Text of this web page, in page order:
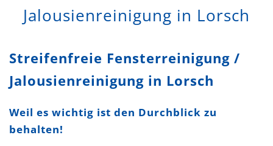
Jalousienreinigung in Lorsch
Streifenfreie Fensterreinigung /
Jalousienreinigung in Lorsch
Weil es wichtig ist den Durchblick zu
behalten!